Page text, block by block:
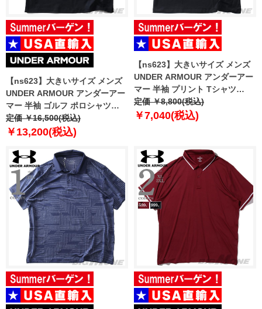
【ns623】大きいサイズ メンズ
UNDER ARMOUR アンダーアー
マー 半袖 ゴルフ ポロシャツ
USA直輸入 um0974
定価 ￥16,500(税込)
￥13,200(税込)
【ns623】大きいサイズ メンズ
UNDER ARMOUR アンダーアー
マー 半袖 プリント Tシャツ
CITY CLASSIC SS USA直輸入
6009326-008
定価 ￥8,800(税込)
￥7,040(税込)